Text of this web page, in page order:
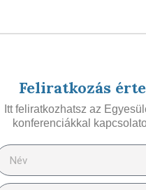
Feliratkozás
Itt feliratkozhatsz az
konferenciákkal